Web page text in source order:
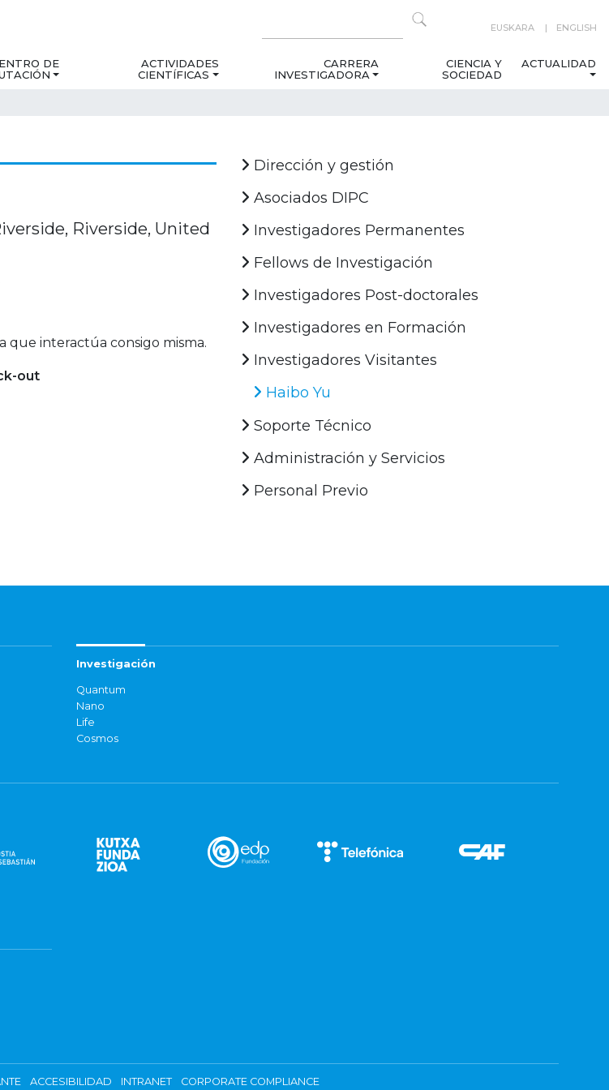
EUSKARA ENGLISH
DE
ACTIVIDADES
CIENTÍFICAS
CARRERA
INVESTIGADORA
CIENCIA Y
SOCIEDAD
ACTUALIDAD
Riverside, United
que interactúa consigo misma.
out
Dirección y gestión
Asociados DIPC
Investigadores Permanentes
Fellows de Investigación
Investigadores Post-doctorales
Investigadores en Formación
Investigadores Visitantes
Haibo Yu
Soporte Técnico
Administración y Servicios
Personal Previo
Investigación
Quantum
Nano
Life
Cosmos
ACCESIBILIDAD INTRANET CORPORATE COMPLIANCE